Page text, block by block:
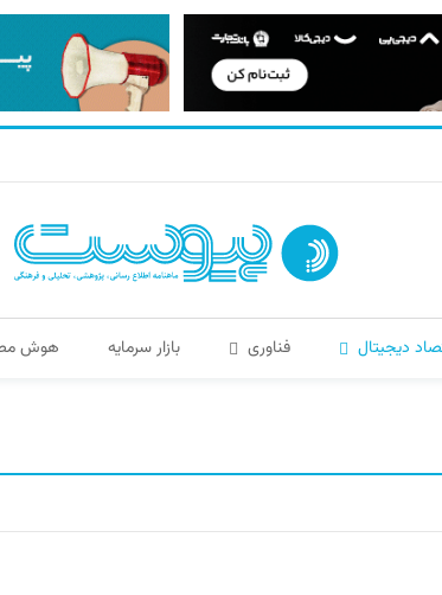
دیجیتال فناوری بازار سرمایه هوش